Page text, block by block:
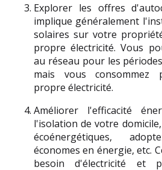
Explorer les offres
implique généralement
solaires sur votre
propre électricité. Vous
au réseau pour les
mais vous consommez
propre électricité.
Améliorer l'efficacité
l'isolation de votre
écoénergétiques,
économes en énergie, etc.
besoin d'électricité et